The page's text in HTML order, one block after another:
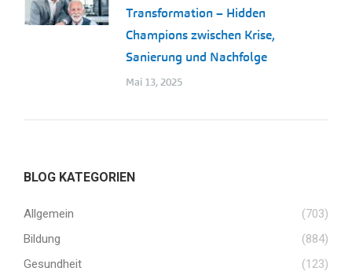
Transformation – Hidden
Champions zwischen Krise,
Sanierung und Nachfolge
Mai 13, 2025
BLOG KATEGORIEN
Allgemein
(703)
Bildung
(884)
Gesundheit
(123)